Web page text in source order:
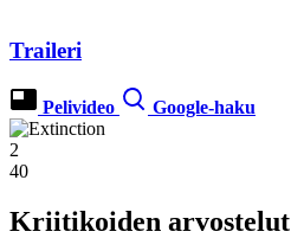
Traileri
Pelivideo Google-haku
2
40
Kriitikoiden arvostelut